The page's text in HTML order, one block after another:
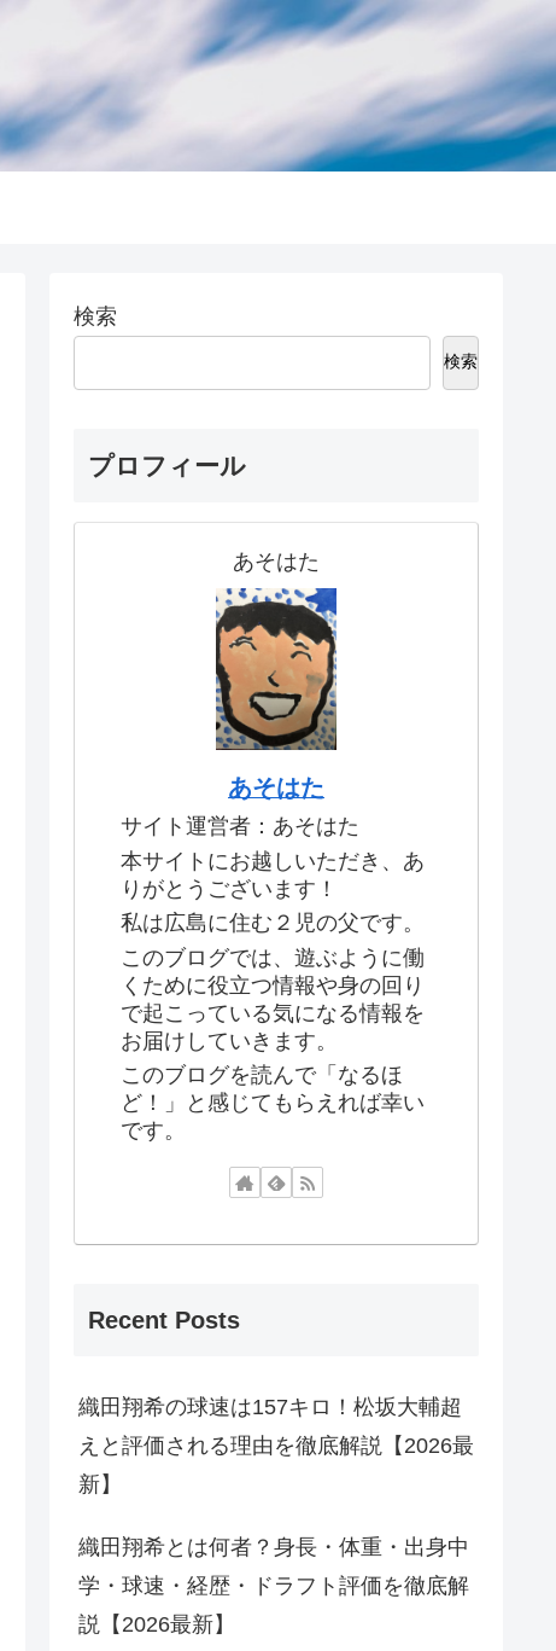
検索
検索
プロフィール
あそはた
あそはた
サイト運営者：あそはた
本サイトにお越しいただき、あ
りがとうございます！
私は広島に住む２児の父です。
このブログでは、遊ぶように働
くために役立つ情報や身の回り
で起こっている気になる情報を
お届けしていきます。
このブログを読んで「なるほ
ど！」と感じてもらえれば幸い
です。
Recent Posts
織田翔希の球速は157キロ！松坂大輔超
えと評価される理由を徹底解説【2026最
新】
織田翔希とは何者？身長・体重・出身中
学・球速・経歴・ドラフト評価を徹底解
説【2026最新】